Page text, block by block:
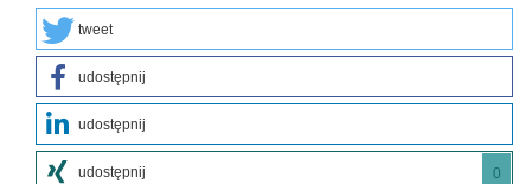
tweet
udostępnij
udostępnij
udostępnij 0